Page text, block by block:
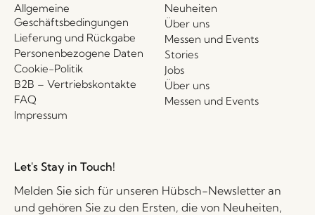
Allgemeine
Geschäftsbedingungen
Lieferung und Rückgabe
Personenbezogene Daten
Cookie-Politik
B2B – Vertriebskontakte
FAQ
Impressum
Neuheiten
Über uns
Messen und Events
Stories
Jobs
Über uns
Messen und Events
Let's Stay in Touch!
Melden Sie sich für unseren Hübsch-Newsletter an
und gehören Sie zu den Ersten, die von Neuheiten,